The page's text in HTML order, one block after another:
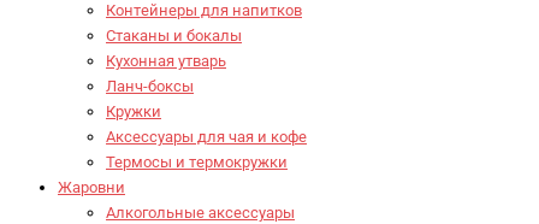
Контейнеры для напитков
Стаканы и бокалы
Кухонная утварь
Ланч-боксы
Кружки
Аксессуары для чая и кофе
Термосы и термокружки
Жаровни
Алкогольные аксессуары